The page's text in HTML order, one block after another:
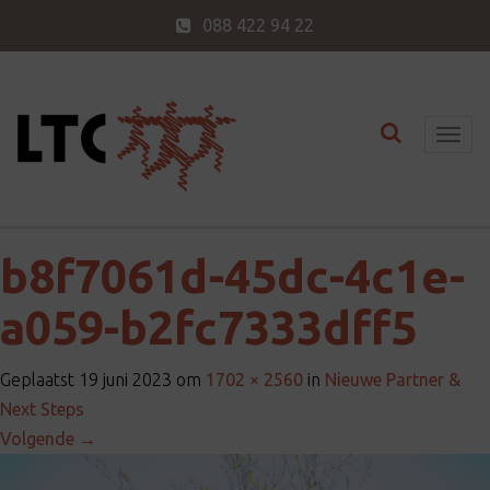
088 422 94 22
T
e
v
Toggle
b8f7061d-45dc-4c1e-
a059-b2fc7333dff5
Geplaatst 19 juni 2023 om 1702 × 2560 in Nieuwe Partner &
Next Steps
Volgende →